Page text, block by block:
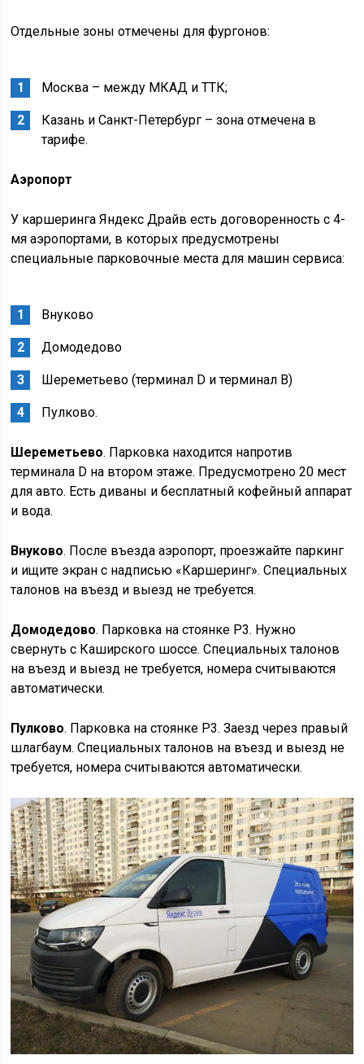
Отдельные зоны отмечены для фургонов:
Москва – между МКАД и ТТК;
Казань и Санкт-Петербург – зона отмечена в
тарифе.
Аэропорт
У каршеринга Яндекс Драйв есть договоренность с 4-
мя аэропортами, в которых предусмотрены
специальные парковочные места для машин сервиса:
Внуково
Домодедово
Шереметьево (терминал D и терминал В)
Пулково.
Шереметьево. Парковка находится напротив
терминала D на втором этаже. Предусмотрено 20 мест
для авто. Есть диваны и бесплатный кофейный аппарат
и вода.
Внуково. После въезда аэропорт, проезжайте паркинг
и ищите экран с надписью «Каршеринг». Специальных
талонов на въезд и выезд не требуется.
Домодедово. Парковка на стоянке Р3. Нужно
свернуть с Каширского шоссе. Специальных талонов
на въезд и выезд не требуется, номера считываются
автоматически.
Пулково. Парковка на стоянке Р3. Заезд через правый
шлагбаум. Специальных талонов на въезд и выезд не
требуется, номера считываются автоматически.